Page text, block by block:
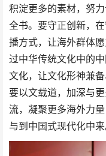
积淀更多的素材，努
全书。要守正创新，
播方式，让海外群体
过中华传统文化中的
文化，让文化形神兼
要以文载道，加深与
流，凝聚更多海外力
与到中国式现代化中来